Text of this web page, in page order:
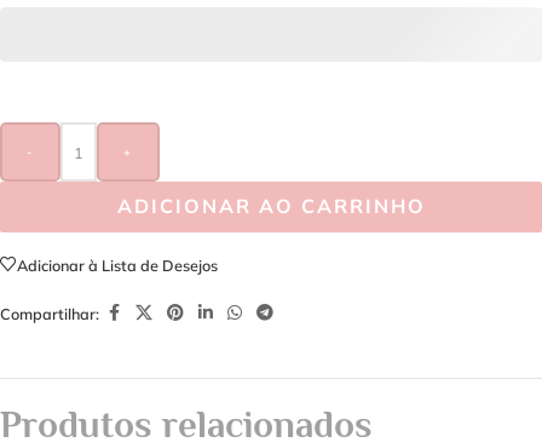
- +
ADICIONAR AO CARRINHO
Adicionar à Lista de Desejos
Compartilhar:
Produtos relacionados